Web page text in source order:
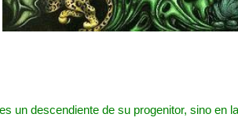
un descendiente de su progenitor, sino en